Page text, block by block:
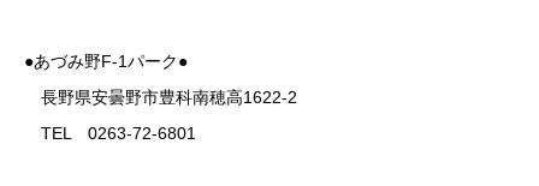
●あづみ野F-1パーク●
長野県安曇野市豊科南穂高1622-2
TEL 0263-72-6801